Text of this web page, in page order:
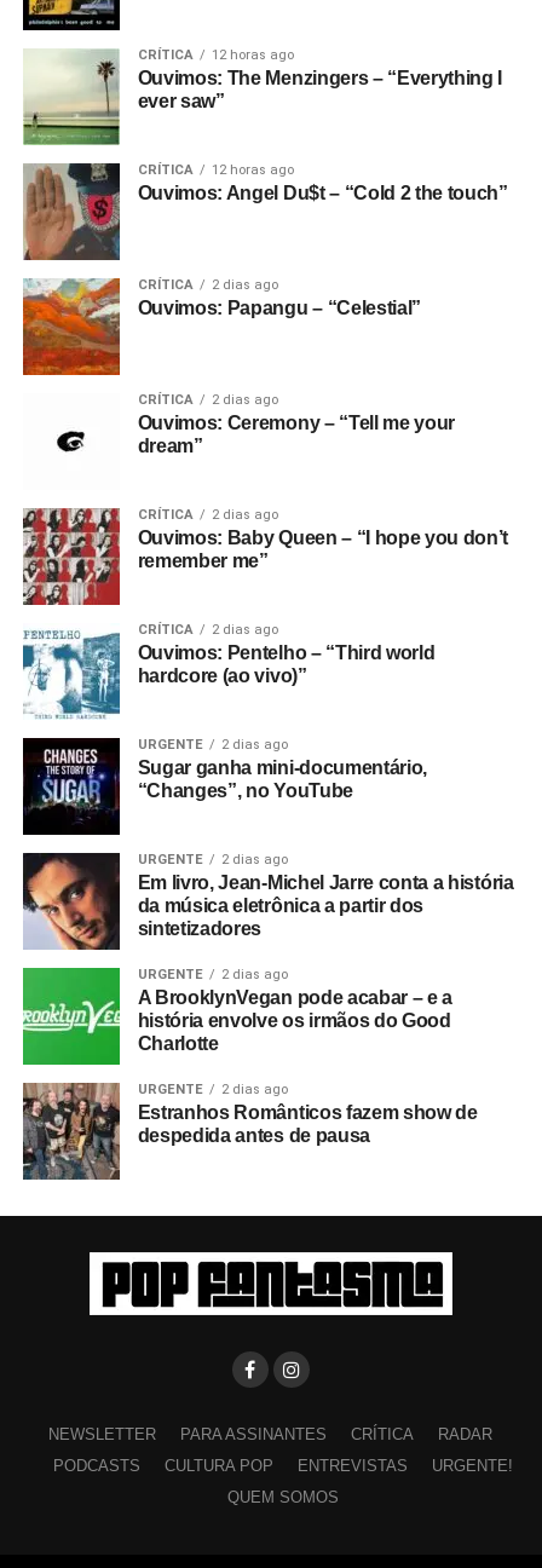
CRÍTICA 12 horas ago
Ouvimos: The Menzingers – “Everything I
ever saw”
CRÍTICA 12 horas ago
Ouvimos: Angel Du$t – “Cold 2 the touch”
CRÍTICA 2 dias ago
Ouvimos: Papangu – “Celestial”
CRÍTICA 2 dias ago
Ouvimos: Ceremony – “Tell me your
dream”
CRÍTICA 2 dias ago
Ouvimos: Baby Queen – “I hope you don’t
remember me”
CRÍTICA 2 dias ago
Ouvimos: Pentelho – “Third world
hardcore (ao vivo)”
URGENTE 2 dias ago
Sugar ganha mini-documentário,
“Changes”, no YouTube
URGENTE 2 dias ago
Em livro, Jean-Michel Jarre conta a história
da música eletrônica a partir dos
sintetizadores
URGENTE 2 dias ago
A BrooklynVegan pode acabar – e a
história envolve os irmãos do Good
Charlotte
URGENTE 2 dias ago
Estranhos Românticos fazem show de
despedida antes de pausa
NEWSLETTER PARA ASSINANTES CRÍTICA
RADAR
PODCASTS
CULTURA POP ENTREVISTAS
URGENTE!
QUEM SOMOS